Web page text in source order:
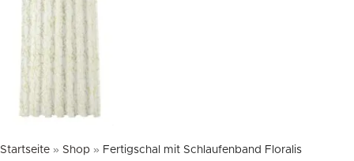
Startseite » Shop » Fertigschal mit Schlaufenband Floralis